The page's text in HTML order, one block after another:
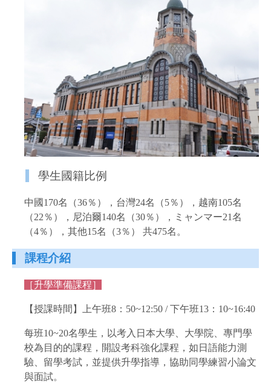
學生國籍比例
中國170名（36％），台灣24名（5％），越南105名
（22％），尼泊爾140名（30％），ミャンマー21名
（4％），其他15名（3％） 共475名。
課程介紹
［升學準備課程］
【授課時間】上午班8：50~12:50 / 下午班13：10~16:40
每班10~20名學生，以考入日本大學、大學院、專門學
校為目的的課程，開設考科強化課程，如日語能力測
驗、留學考試，並提供升學指導，協助同學練習小論文
與面試。